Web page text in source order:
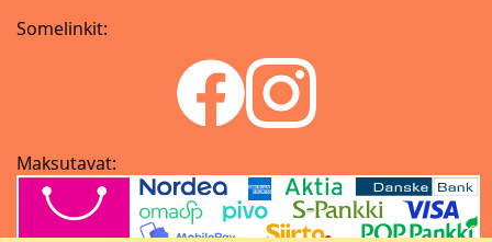
Somelinkit:
Maksutavat: